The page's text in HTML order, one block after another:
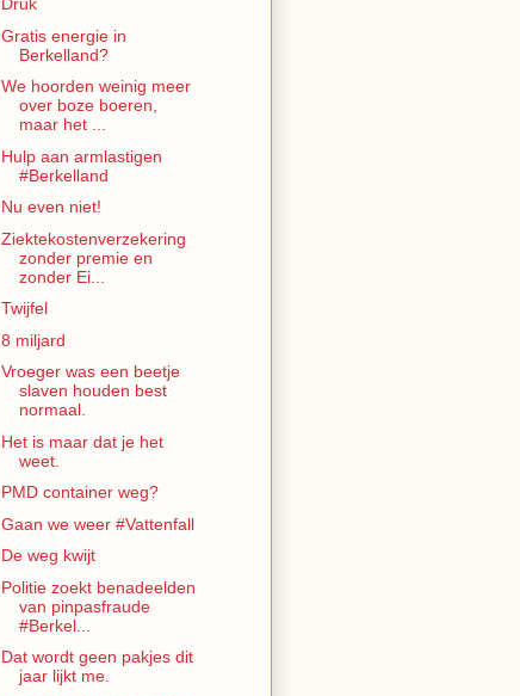
Druk
Gratis energie in
Berkelland?
We hoorden weinig meer
over boze boeren,
maar het ...
Hulp aan armlastigen
#Berkelland
Nu even niet!
Ziektekostenverzekering
zonder premie en
zonder Ei...
Twijfel
8 miljard
Vroeger was een beetje
slaven houden best
normaal.
Het is maar dat je het
weet.
PMD container weg?
Gaan we weer #Vattenfall
De weg kwijt
Politie zoekt benadeelden
van pinpasfraude
#Berkel...
Dat wordt geen pakjes dit
jaar lijkt me.